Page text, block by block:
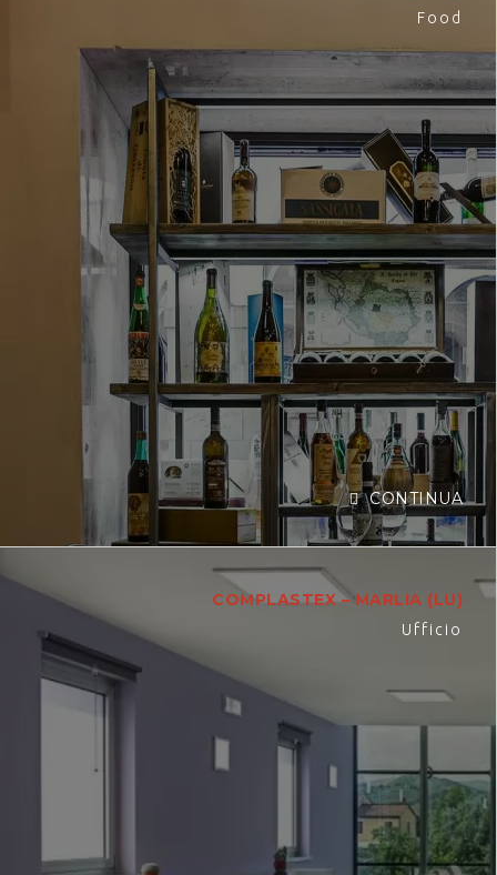
Food
CONTINUA
COMPLASTEX – MARLIA (LU)
Ufficio